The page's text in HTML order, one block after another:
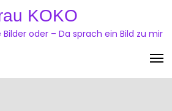
KOKO
Bilder oder – Da sprach ein Bild zu mir